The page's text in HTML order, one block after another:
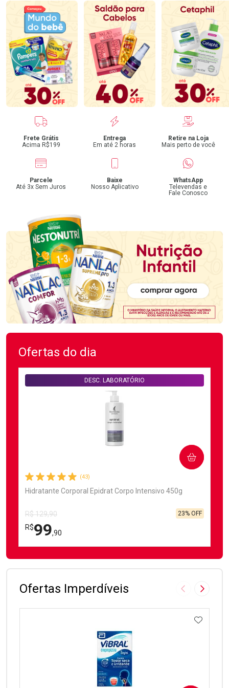
Benefícios
Frete Grátis
Acima R$199
Entrega
Em até 2 horas
Retire na Loja
Mais perto de você
Parcele
Até 3x Sem Juros
Baixe
Nosso Aplicativo
WhatsApp
Televendas e
Fale Conosco
Ofertas do dia
(43)
Hidratante Corporal Epidrat Corpo Intensivo 450g
DESC. LABORATÓRIO
R$ 129,90
R$99,90
23% OFF
COMPRAR
FECHAR
FECHAR
Ofertas Imperdíveis Imagem